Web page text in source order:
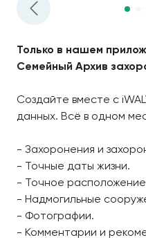
Только в нашем
Семейный Архив
Создайте вместе с
данных. Всё в одном
- Захоронения и
- Точные даты жизни.
- Точное расположение
- Надмогильные
- Фотографии.
- Комментарии и